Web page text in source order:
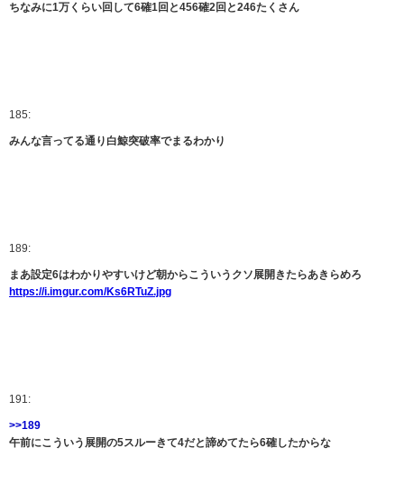
ちなみに1万くらい回して6確1回と456確2回と246たくさん
185:
みんな言ってる通り白鯨突破率でまるわかり
189:
まあ設定6はわかりやすいけど朝からこういうクソ展開きたらあきらめろ
https://i.imgur.com/Ks6RTuZ.jpg
191:
>>189
午前にこういう展開の5スルーきて4だと諦めてたら6確したからな